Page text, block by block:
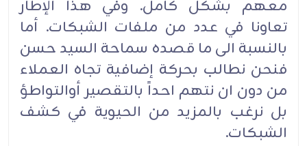
معهم بشكل كامل. وفي هذا الإطار
تعاونا في عدد من ملفات الشبكات. أما
بالنسبة الى ما قصده سماحة السيد حسن
فنحن نطالب بحركة إضافية تجاه العملاء
من دون ان نتهم احداً بالتقصير أوالتواطؤ
بل نرغب بالمزيد من الحيوية في كشف
الشبكات.